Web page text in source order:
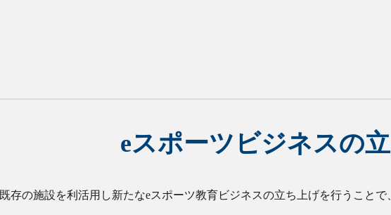
eスポーツビジネスの
既存の施設を利活用し新たなeスポーツ教育ビジネスの立ち上げを行うことで